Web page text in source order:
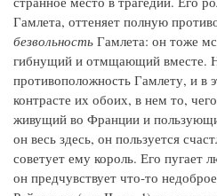
Гамлета, оттеняет полную
безвольность Гамлета: он тоже
гибнущий и отмщающий вместе.
противоположность Гамлету, и в
контрасте их обоих, в нем то,
живущий во Франции и
он весь здесь, он пользуется
советует ему король. Его пугает
он предчувствует что‑то